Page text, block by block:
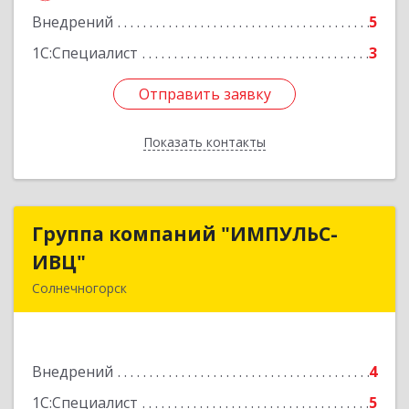
Внедрений
5
1С:Специалист
3
Отправить заявку
Показать контакты
Отправить заявку
Назад
Группа компаний "ИМПУЛЬС-
ИВЦ"
Солнечногорск
Внедрений
4
1С:Специалист
5
Группа компаний "ИМПУЛЬС-
Подробнее